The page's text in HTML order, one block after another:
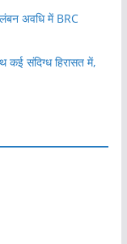
अवधि में BRC
कई संदिग्ध हिरासत में,